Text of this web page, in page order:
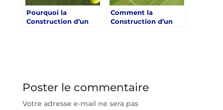
Pourquoi la
Construction d’un
Comment la
Construction d’un
Poster le commentaire
Votre adresse e-mail ne sera pas